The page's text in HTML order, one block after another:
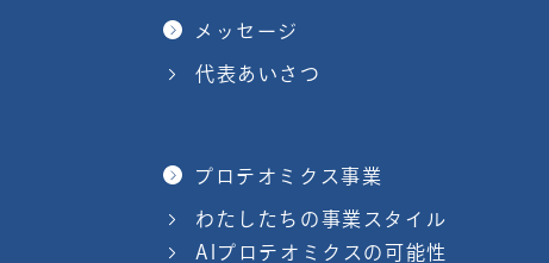
メッセージ
代表あいさつ
プロテオミクス事業
わたしたちの事業スタイル
AIプロテオミクスの可能性